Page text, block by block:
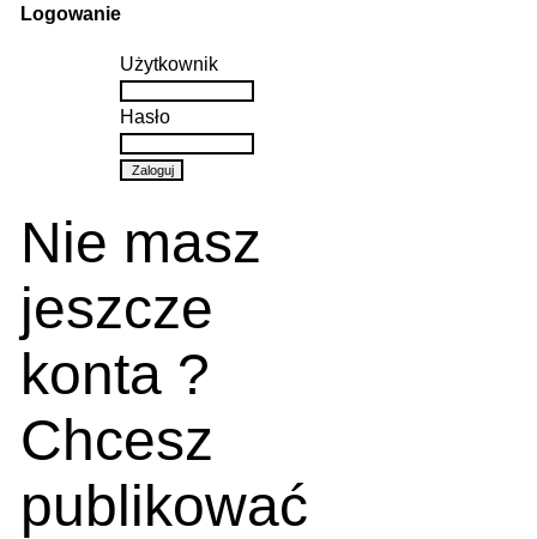
Logowanie
Użytkownik
Hasło
Nie masz
jeszcze
konta ?
Chcesz
publikować